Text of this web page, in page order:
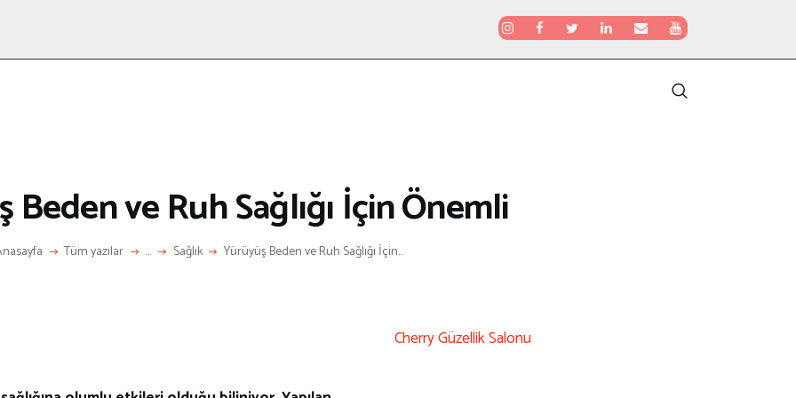
Beden ve Ruh Sağlığı İçin Önemli
Tüm yazılar ... Sağlık Yürüyüş Beden ve Ruh Sağlığı İçin...
Cherry Güzellik Salonu